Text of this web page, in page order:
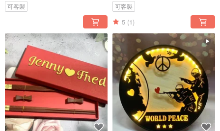
可客製 可客製
5 (1)